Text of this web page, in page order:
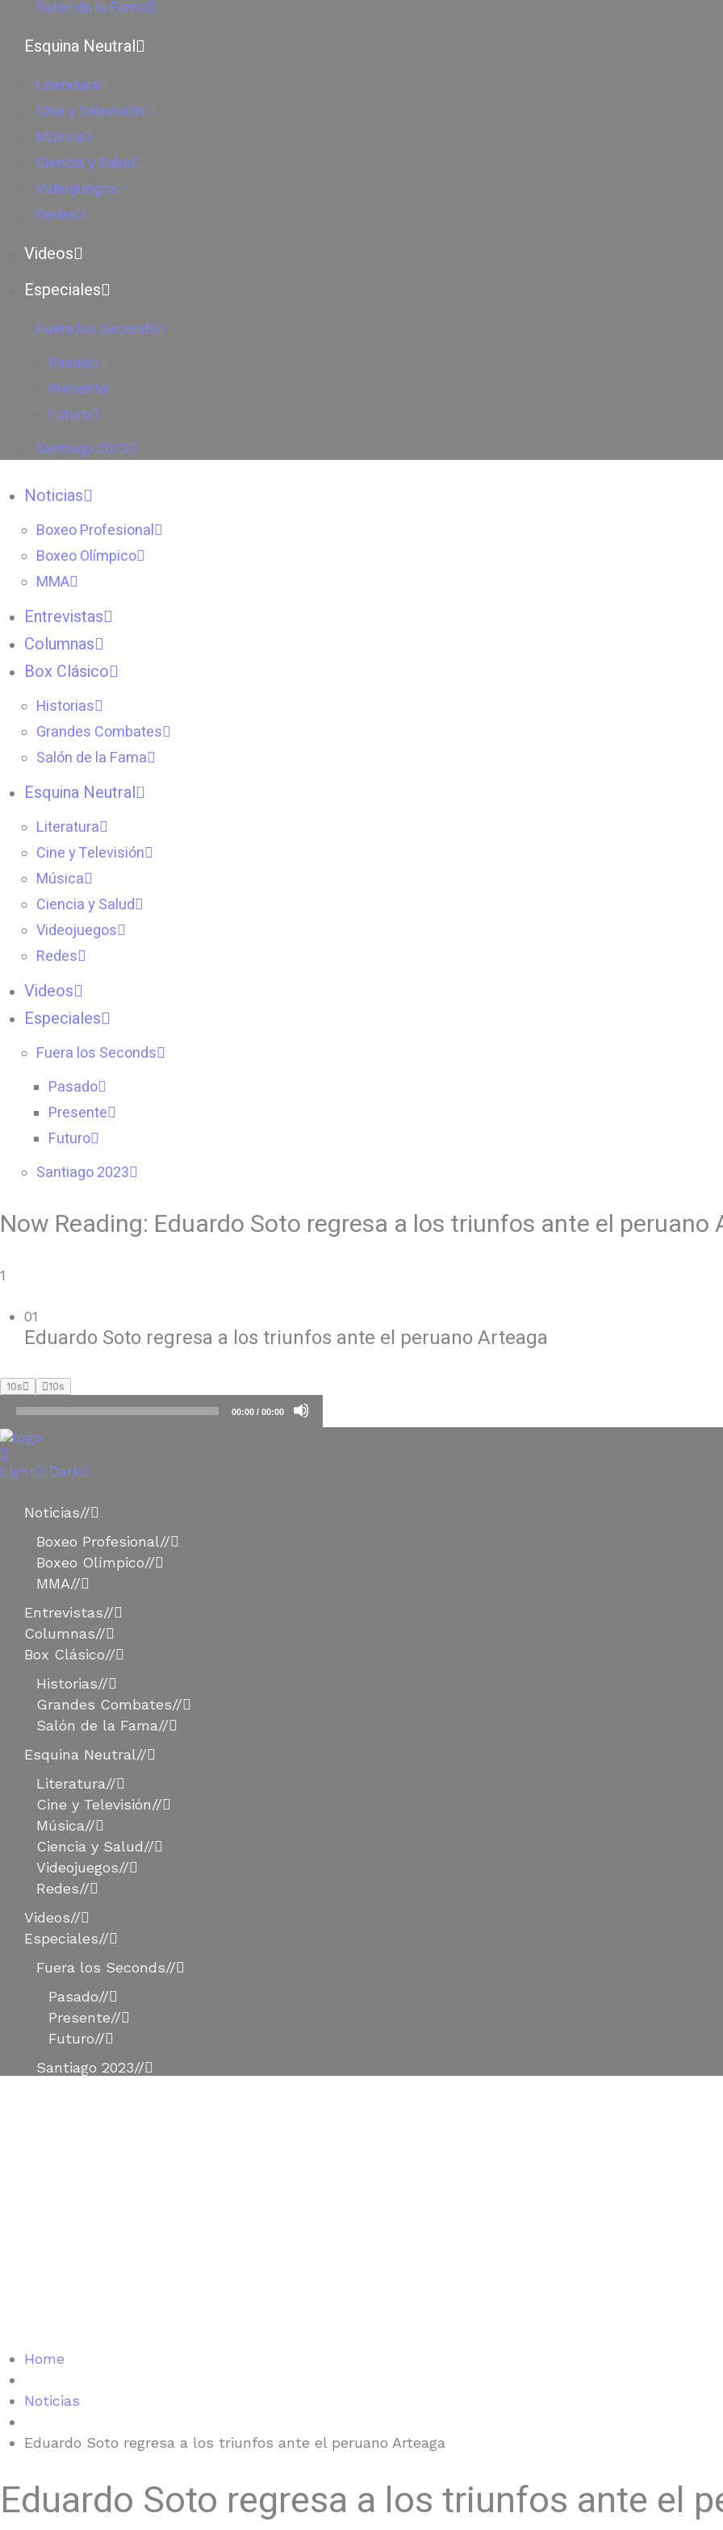
Salón de la Fama
Esquina Neutral
Literatura
Cine y Televisión
Música
Ciencia y Salud
Videojuegos
Redes
Videos
Especiales
Fuera los Seconds
Pasado
Presente
Futuro
Santiago 2023
Noticias
Boxeo Profesional
Boxeo Olímpico
MMA
Entrevistas
Columnas
Box Clásico
Historias
Grandes Combates
Salón de la Fama
Esquina Neutral
Literatura
Cine y Televisión
Música
Ciencia y Salud
Videojuegos
Redes
Videos
Especiales
Fuera los Seconds
Pasado
Presente
Futuro
Santiago 2023
Now Reading: Eduardo Soto regresa a los triunfos ante el peruano
1
01
Eduardo Soto regresa a los triunfos ante el peruano Arteaga
10s 10s
Player
00:00 / 00:00
Light Dark
Noticias//
Boxeo Profesional//
Boxeo Olímpico//
MMA//
Entrevistas//
Columnas//
Box Clásico//
Historias//
Grandes Combates//
Salón de la Fama//
Esquina Neutral//
Literatura//
Cine y Televisión//
Música//
Ciencia y Salud//
Videojuegos//
Redes//
Videos//
Especiales//
Fuera los Seconds//
Pasado//
Presente//
Futuro//
Santiago 2023//
Home
Noticias
Eduardo Soto regresa a los triunfos ante el peruano Arteaga
Eduardo Soto regresa a los triunfos ante el